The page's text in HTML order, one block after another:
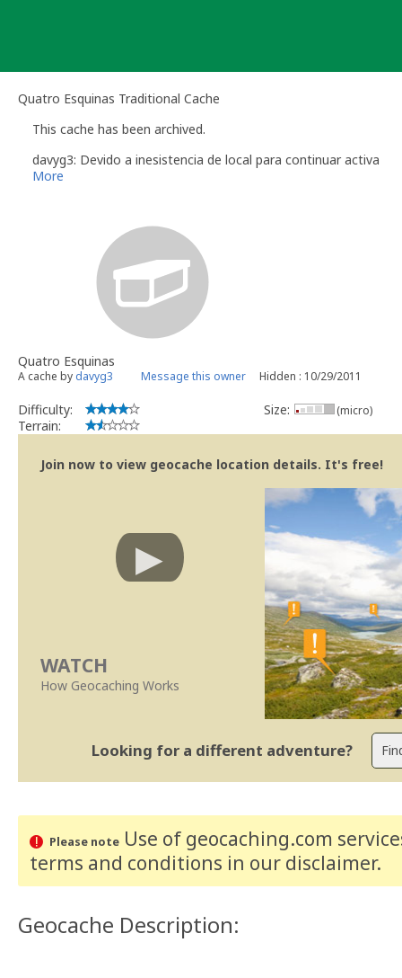
Quatro Esquinas Traditional Cache
This cache has been archived.
davyg3: Devido a inesistencia de local para continuar activa
More
Quatro Esquinas
A cache by davyg3 Message this owner Hidden : 10/29/2011
Difficulty:
Terrain:
Size: (micro)
Join now to view geocache location details. It's free!
WATCH
How Geocaching Works
Looking for a different adventure?
Please noteUse of geocaching.com
terms and conditions in our disclaimer.
Geocache Description: